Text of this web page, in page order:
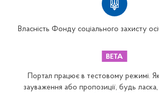
Закарпатське відділення
Власність Фонду соціального захисту
Портал працює в тестовому режимі.
зауваження або пропозиції, будь